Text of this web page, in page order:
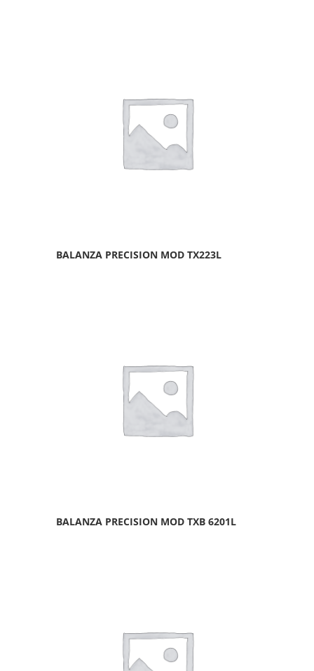
BALANZA PRECISION MOD TX223L
BALANZA PRECISION MOD TXB 6201L